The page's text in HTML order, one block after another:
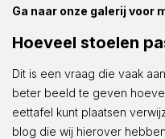
Ga naar onze galerij voor
Hoeveel stoelen
Dit is een vraag die vaak
beter beeld te geven
eettafel kunt plaatsen
blog die wij hierover